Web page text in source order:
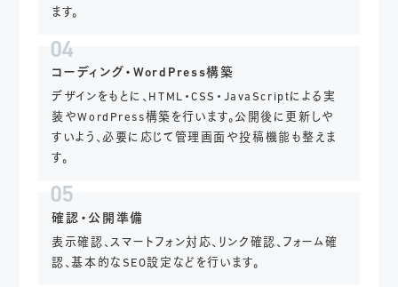
ます。
04
コーディング・WordPress構築
デザインをもとに、HTML・CSS・JavaScriptによる実
装やWordPress構築を行います。公開後に更新しや
すいよう、必要に応じて管理画面や投稿機能も整えま
す。
05
確認・公開準備
表示確認、スマートフォン対応、リンク確認、フォーム確
認、基本的なSEO設定などを行います。